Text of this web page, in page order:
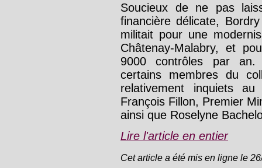
Soucieux de ne pas
financière délicate,
militait pour une
Châtenay-Malabry, et
9000 contrôles par an.
certains membres du
relativement inquiets
François Fillon, Premier
ainsi que Roselyne
Lire l'article en entier
Cet article a été mis en ligne le